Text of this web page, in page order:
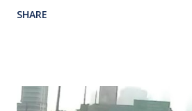
kejadian berlaku sekitar jam 11
hiburan di kawasan berkenaan.
SHARE